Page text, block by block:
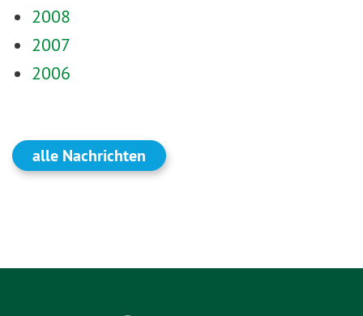
2008
2007
2006
alle Nachrichten